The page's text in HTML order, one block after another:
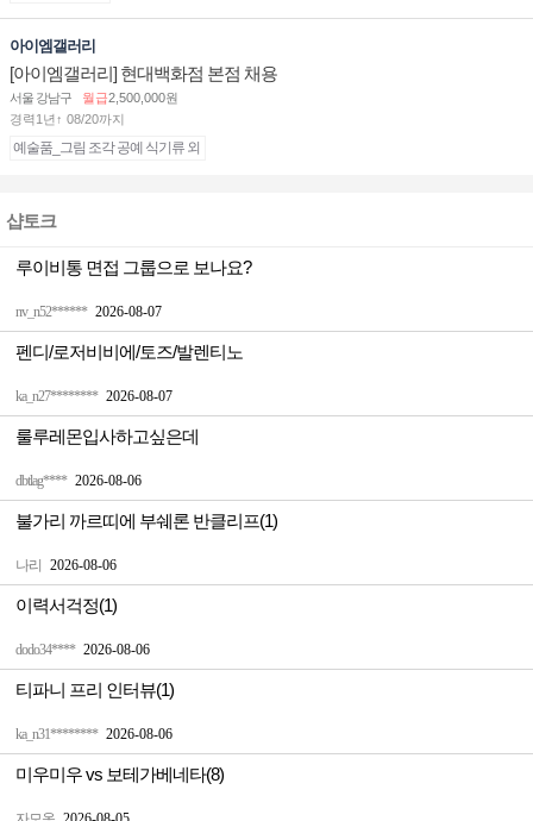
아이엠갤러리
[아이엠갤러리] 현대백화점 본점 채용
서울 강남구 월급2,500,000원
경력1년↑ 08/20까지
예술품_그림 조각 공예 식기류 외
샵토크
nv_n52****** 2026-08-07
루이비통 면접 그룹으로 보나요?
ka_n27******** 2026-08-07
펜디/로저비비에/토즈/발렌티노
dbtlag**** 2026-08-06
룰루레몬입사하고싶은데
나리 2026-08-06
불가리 까르띠에 부쉐론 반클리프(1)
dodo34**** 2026-08-06
이력서걱정(1)
ka_n31******** 2026-08-06
티파니 프리 인터뷰(1)
미우미우 vs 보테가베네타(8)